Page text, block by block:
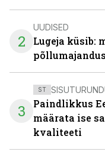
2
UUDISED
Lugeja küsib:
3
ST
Paindlikkus
määrata ise
kvaliteeti